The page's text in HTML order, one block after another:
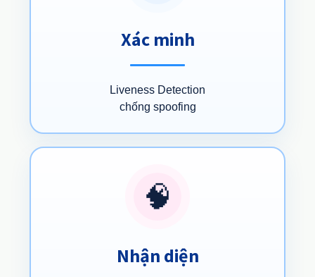
Xác minh
Liveness Detection
chống spoofing
🧠
Nhận diện